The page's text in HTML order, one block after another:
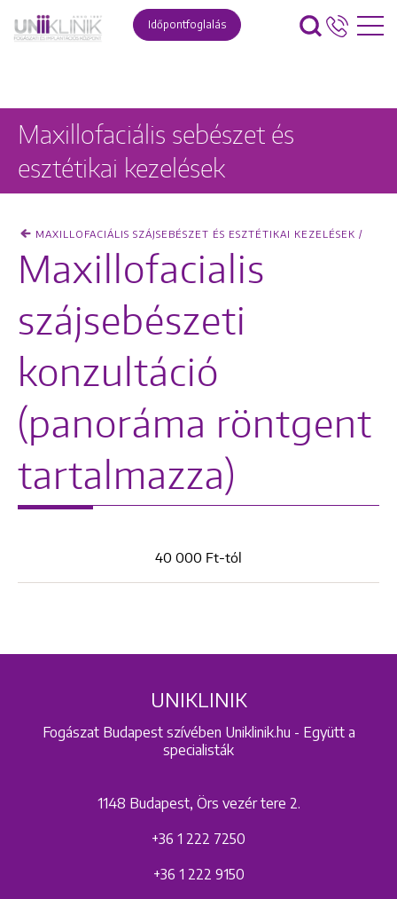
Időpontfoglalás
Keresés
Maxillofaciális sebészet és
esztétikai kezelések
MAXILLOFACIÁLIS SZÁJSEBÉSZET ÉS ESZTÉTIKAI KEZELÉSEK /
Maxillofacialis
szájsebészeti
konzultáció
(panoráma röntgent
tartalmazza)
40 000 Ft-tól
UNIKLINIK
Fogászat Budapest szívében Uniklinik.hu - Együtt a
specialisták
1148 Budapest, Örs vezér tere 2.
+36 1 222 7250
+36 1 222 9150